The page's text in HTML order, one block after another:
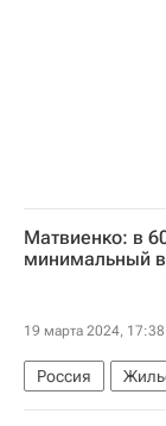
Матвиенко: в
минимальный
19 марта 2024, 17:38
Россия
Виталий Мутко